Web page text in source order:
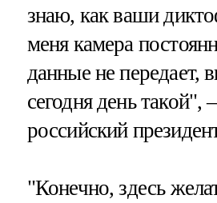
знаю, как ваши
меня камера
данные не передает,
сегодня день такой",
российский
"Конечно, здесь